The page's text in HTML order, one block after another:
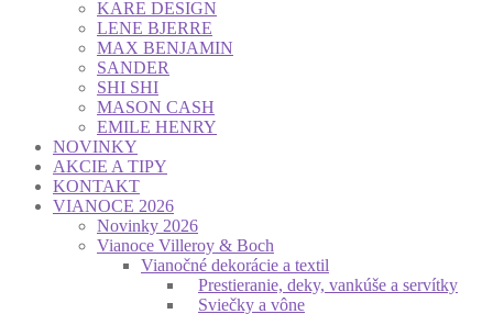
KARE DESIGN
LENE BJERRE
MAX BENJAMIN
SANDER
SHI SHI
MASON CASH
EMILE HENRY
NOVINKY
AKCIE A TIPY
KONTAKT
VIANOCE 2026
Novinky 2026
Vianoce Villeroy & Boch
Vianočné dekorácie a textil
Prestieranie, deky, vankúše a servítky
Sviečky a vône